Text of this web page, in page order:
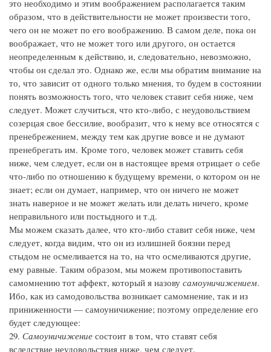
это необходимо и этим воображением располагается таким
образом, что в действительности не может произвести того,
чего он не может по его воображению. В самом деле, пока он
воображает, что не может того или другого, он остается
неопределенным к действию, и, следовательно, невозможно,
чтобы он сделал это. Однако же, если мы обратим внимание на
то, что зависит от одного только мнения, то будем в состоянии
понять возможность того, что человек ставит себя ниже, чем
следует. Может случиться, что кто-либо, с неудовольствием
созерцая свое бессилие, вообразит, что к нему все относятся с
пренебрежением, между тем как другие вовсе и не думают
пренебрегать им. Кроме того, человек может ставить себя
ниже, чем следует, если он в настоящее время отрицает о себе
что-либо по отношению к будущему времени, о котором он не
знает; если он думает, например, что он ничего не может
знать наверное и не может желать или делать ничего, кроме
неправильного или постыдного и т.д.
Мы можем сказать далее, что кто-либо ставит себя ниже, чем
следует, когда видим, что он из излишней боязни перед
стыдом не осмеливается на то, на что осмеливаются другие,
ему равные. Таким образом, мы можем противопоставить
самомнению тот аффект, который я назову самоуничижением.
Ибо, как из самодовольства возникает самомнение, так и из
приниженности — самоуничижение; поэтому определение его
будет следующее:
29. Самоуничижение состоит в том, что ставят себя
вследствие неудовольствия ниже, чем следует.